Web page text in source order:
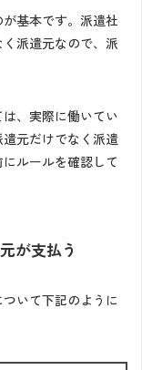
基本です。派遣社
派遣元なので、派
、実際に働いてい
元だけでなく派遣
ルールを確認して
が支払う
いて下記のように